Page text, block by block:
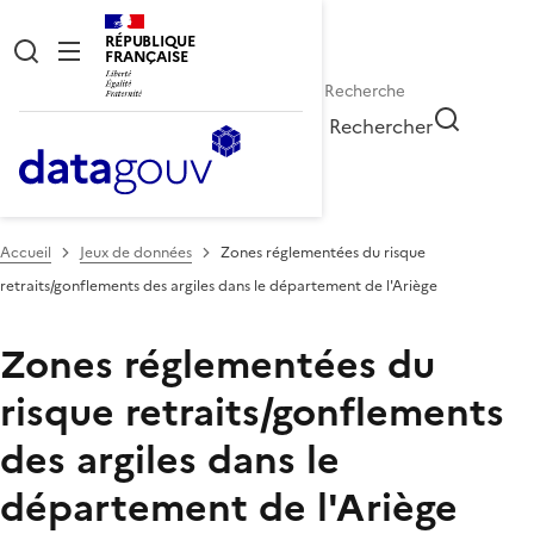
RÉPUBLIQUE
FRANÇAISE
Rechercher
Accueil Jeux de données
Zones réglementées du risque
retraits/gonflements des argiles dans le département de l'Ariège
Zones réglementées du
risque retraits/gonflements
des argiles dans le
département de l'Ariège